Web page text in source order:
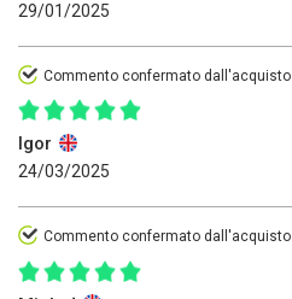
29/01/2025
Commento confermato dall'acquisto
Igor
24/03/2025
Commento confermato dall'acquisto